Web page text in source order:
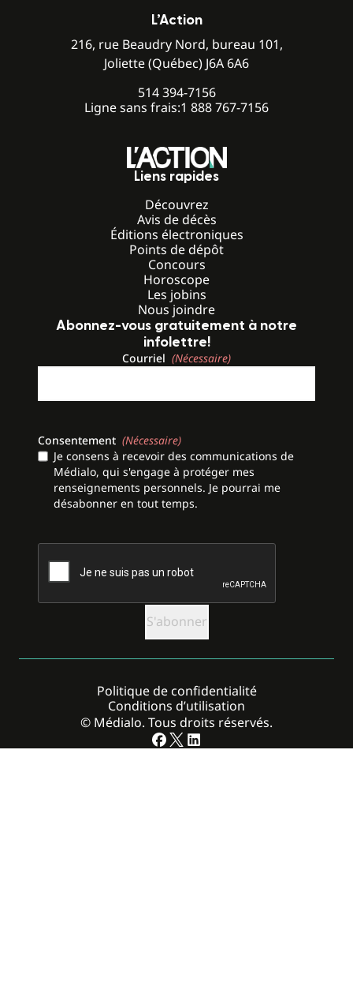
L’Action
216, rue Beaudry Nord, bureau 101,
Joliette (Québec) J6A 6A6
514 394-7156
Ligne sans frais:1 888 767-7156
Liens rapides
Découvrez
Avis de décès
Éditions électroniques
Points de dépôt
Concours
Horoscope
Les jobins
Nous joindre
Abonnez-vous gratuitement à notre
infolettre!
Courriel (Nécessaire)
Consentement (Nécessaire)
Je consens à recevoir des communications de
Médialo, qui s'engage à protéger mes
renseignements personnels. Je pourrai me
désabonner en tout temps.
CAPTCHA
© Médialo. Tous droits réservés.
Politique de confidentialité
Conditions d’utilisation